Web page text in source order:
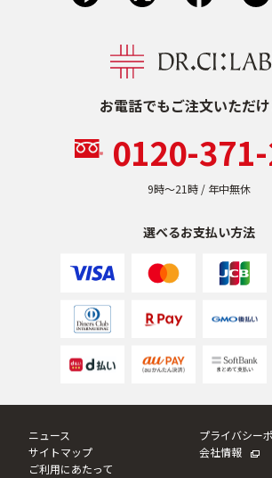
お電話でもご注文いただ
0120-
9時〜21時 / 年中無休
選べるお支払い方法
ニュース
サイトマップ
ご利用にあたって
プライバシー
会社情報